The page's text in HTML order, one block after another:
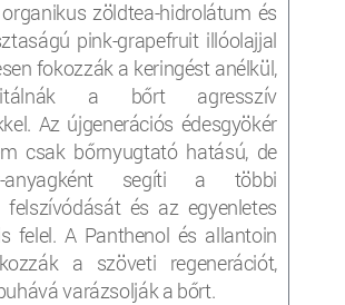
zöldtea-hidrolátum és
pink-grapefruit illóolajjal
fokozzák a keringést anélkül,
a bőrt agresszív
Az újgenerációs édesgyökér
csak bőrnyugtató hatású, de
anyagként segíti a többi
felszívódását és az egyenletes
felel. A Panthenol és allantoin
a szöveti regenerációt,
varázsolják a bőrt.